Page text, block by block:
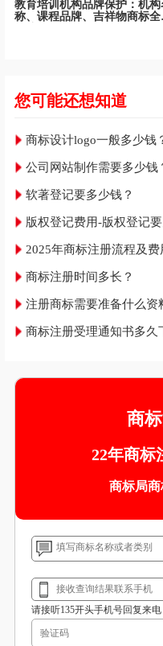
教育培训机构品牌保护：机构
称、课程品牌、吉祥物商标全
您可能还想知道
商标设计logo一般多少钱
公司网站制作需要多少钱
软著登记要多少钱？
版权登记费用-版权登记要
2025年商标注册流程及
商标注册时间多长？
注册商标需要准备什么资
商标注册受理通知书多久
商
22年商标
商标局商
请接听135开头手机号回复来电